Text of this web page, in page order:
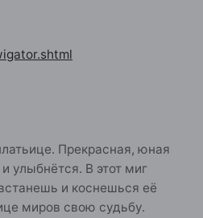
Прекрасная, юная
улыбнётся. В этот миг
и коснешься её
миров свою судьбу.